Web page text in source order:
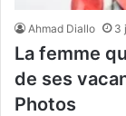
Ahmad Diallo 3
La femme
de ses
Photos